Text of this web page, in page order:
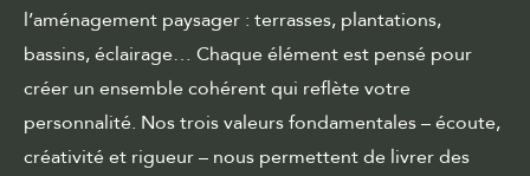
l’aménagement paysager : terrasses, plantations,
bassins, éclairage… Chaque élément est pensé pour
créer un ensemble cohérent qui reflète votre
personnalité. Nos trois valeurs fondamentales – écoute,
créativité et rigueur – nous permettent de livrer des